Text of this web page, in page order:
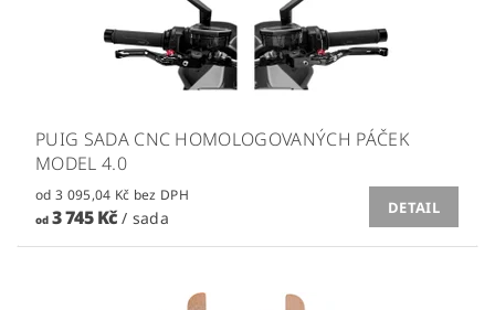
PUIG SADA CNC HOMOLOGOVANÝCH PÁČEK
MODEL 4.0
od 3 095,04 Kč bez DPH
od3 745 Kč/ sada
DETAIL